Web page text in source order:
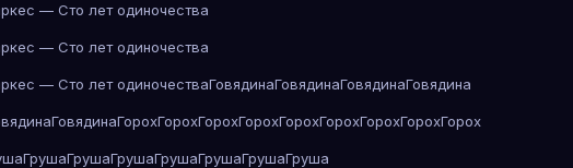
— Сто лет одиночества
— Сто лет одиночества
— Сто лет одиночестваГовядинаГовядинаГовядинаГовядина
ГовядинаГорохГорохГорохГорохГорохГорохГорохГорохГорох
ГрушаГрушаГрушаГрушаГрушаГрушаГруша